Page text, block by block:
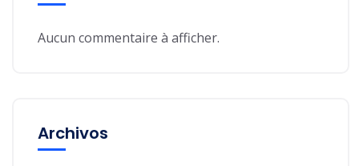
Aucun commentaire à afficher.
Archivos